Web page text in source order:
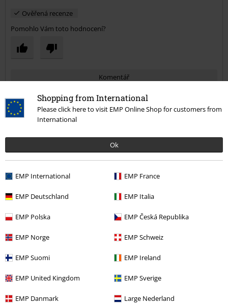
Shopping from International
Please click here to visit EMP Online Shop for customers from
International
Ok
EMP International EMP France
EMP Deutschland EMP Italia
EMP Polska EMP Česká Republika
EMP Norge EMP Schweiz
EMP Suomi EMP Ireland
EMP United Kingdom EMP Sverige
EMP Danmark Large Nederland
Ověřená recenze
Pomohlo Vám toto hodnocení?
Komentář
Odeslat komentář
Jana B.
Publikováno: Neděle, 05.01.2020
Kvalitní, příjemný materiál, vypadá moc dobře přes tílko, šaty..
Kvalita
Design
Střih